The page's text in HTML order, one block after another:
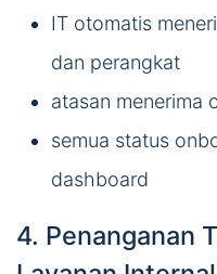
IT otomatis
dan perangkat
atasan menerima
semua status
dashboard
4. Penanganan